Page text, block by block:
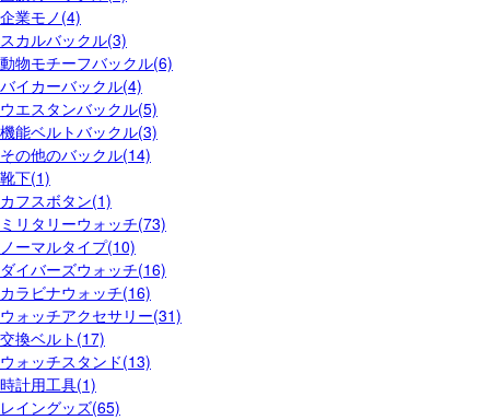
企業モノ(4)
スカルバックル(3)
動物モチーフバックル(6)
バイカーバックル(4)
ウエスタンバックル(5)
機能ベルトバックル(3)
その他のバックル(14)
靴下(1)
カフスボタン(1)
ミリタリーウォッチ(73)
ノーマルタイプ(10)
ダイバーズウォッチ(16)
カラビナウォッチ(16)
ウォッチアクセサリー(31)
交換ベルト(17)
ウォッチスタンド(13)
時計用工具(1)
レイングッズ(65)